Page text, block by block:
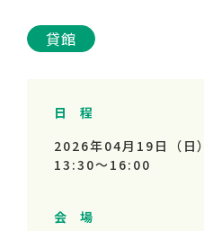
貸館
日 程
2026年04月19日（日）
13:30～ 16:00
会 場